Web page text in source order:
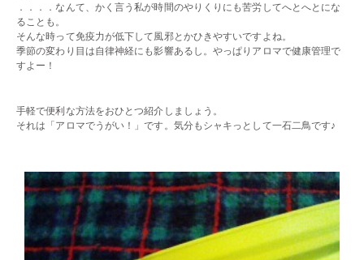
．．．．なんて、かく言う私が時間のやりくりにも苦労してへとへとにな
ることも。
そんな時って免疫力が低下して風邪とかひきやすいですよね。
季節の変わり目は自律神経にも影響あるし。やっぱりアロマで健康管理で
すよー！
手軽で便利な方法をおひとつ紹介しましょう。
それは「アロマでうがい！」です。気分もシャキっとして一石二鳥です♪